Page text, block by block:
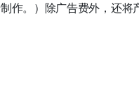
作。）除广告费外，还将